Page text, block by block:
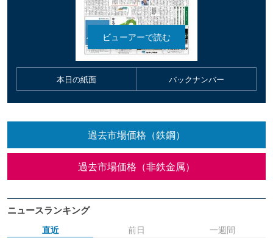
本日の紙面 バックナンバー
過去市場価格（鉄鋼）
過去市場価格（非鉄金属）
ニュースランキング
直近
前日 一週間